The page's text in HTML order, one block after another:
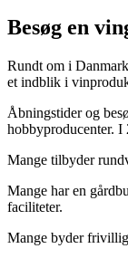
Besøg en
Rundt om i
et indblik i
Åbningstider og
hobbyproducenter. I
Mange tilbyder
Mange har en
faciliteter.
Mange byder